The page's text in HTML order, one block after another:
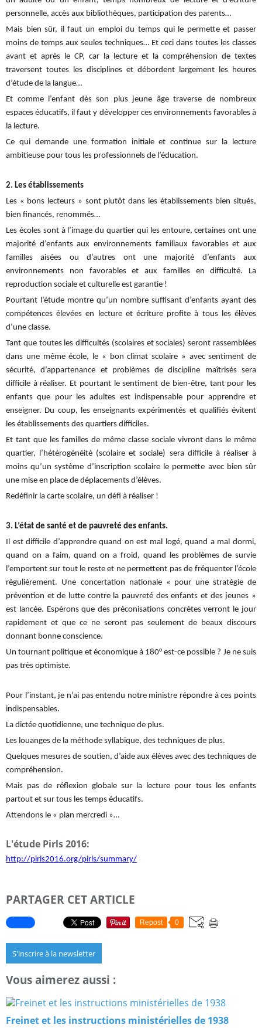
personnelle, accès aux bibliothèques, participation des parents…
Mais bien sûr, il faut un emploi du temps qui le permette et passer
moins de temps aux seules techniques… Et ceci dans toutes les classes
avant et après le CP, car la lecture et la compréhension de textes
traversent toutes les disciplines et débordent largement les heures
d’étude de la langue…
Et comme l’enfant dès son plus jeune âge traverse de nombreux
espaces éducatifs, il faut y développer ces environnements favorables à
la lecture.
Ce qui demande une formation initiale et continue sur la lecture
ambitieuse pour tous les professionnels de l’éducation.
2. Les établissements
Les « bons lecteurs » sont plutôt dans les établissements bien situés,
bien financés, renommés…
Les écoles sont à l’image du quartier qui les entoure, certaines ont une
majorité d’enfants aux environnements familiaux favorables et aux
familles aisées ou d’autres ont une majorité d’enfants aux
environnements non favorables et aux familles en difficulté. La
reproduction sociale et culturelle est garantie !
Pourtant l’étude montre qu’un nombre suffisant d’enfants ayant des
compétences élevées en lecture et écriture profite à tous les élèves
d’une classe.
Tant que toutes les difficultés (scolaires et sociales) seront rassemblées
dans une même école, le « bon climat scolaire » avec sentiment de
sécurité, d’appartenance et problèmes de discipline maîtrisés sera
difficile à réaliser. Et pourtant le sentiment de bien-être, tant pour les
enfants que pour les adultes est indispensable pour apprendre et
enseigner. Du coup, les enseignants expérimentés et qualifiés évitent
les établissements des quartiers difficiles.
Et tant que les familles de même classe sociale vivront dans le même
quartier, l’hétérogénéité (scolaire et sociale) sera difficile à réaliser à
moins qu’un système d’inscription scolaire le permette avec bien sûr
une mise en place de déplacements d’élèves.
Redéfinir la carte scolaire, un défi à réaliser !
3. L’état de santé et de pauvreté des enfants.
Il est difficile d’apprendre quand on est mal logé, quand a mal dormi,
quand on a faim, quand on a froid, quand les problèmes de survie
l’emportent sur tout le reste et ne permettent pas de fréquenter l’école
régulièrement. Une concertation nationale « pour une stratégie de
prévention et de lutte contre la pauvreté des enfants et des jeunes »
est lancée. Espérons que des préconisations concrètes verront le jour
rapidement et que ce ne seront pas seulement de beaux discours
donnant bonne conscience.
Un tournant politique et économique à 180° est-ce possible ? Je ne suis
pas très optimiste.
Pour l’instant, je n’ai pas entendu notre ministre répondre à ces points
indispensables.
La dictée quotidienne, une technique de plus.
Les louanges de la méthode syllabique, des techniques de plus.
Quelques mesures de soutien, d’aide aux élèves avec des techniques de
compréhension.
Mais pas de réflexion globale sur la lecture pour tous les enfants
partout et sur tous les temps éducatifs.
Attendons le « plan mercredi »…
L'étude Pirls 2016:
http://pirls2016.org/pirls/summary/
PARTAGER CET ARTICLE
Repost 0
S'inscrire à la newsletter
Vous aimerez aussi :
Freinet et les instructions ministérielles de 1938